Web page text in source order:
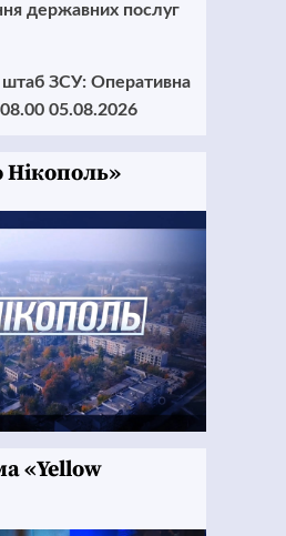
державних послуг
штаб ЗСУ: Оперативна
05.08.2026
Нікополь»
«Yellow